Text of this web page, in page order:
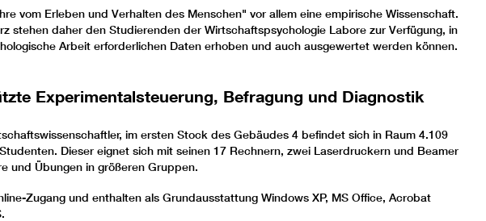
vom Erleben und Verhalten des Menschen" vor allem eine empirische Wissenschaft.
stehen daher den Studierenden der Wirtschaftspsychologie Labore zur Verfügung, in
Arbeit erforderlichen Daten erhoben und auch ausgewertet werden können.
Experimentalsteuerung, Befragung und Diagnostik
im ersten Stock des Gebäudes 4 befindet sich in Raum 4.109
Dieser eignet sich mit seinen 17 Rechnern, zwei Laserdruckern und Beamer
und Übungen in größeren Gruppen.
Zugang und enthalten als Grundausstattung Windows XP, MS Office, Acrobat